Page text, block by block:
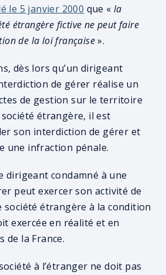
le 5 janvier 2000 que «la
étrangère fictive ne peut faire
de la loi française».
dès lors qu’un dirigeant
de gérer réalise un
de gestion sur le territoire
étrangère, il est
son interdiction de gérer et
une infraction pénale.
dirigeant condamné à une
peut exercer son activité de
société étrangère à la condition
exercée en réalité et en
de la France.
à l’étranger ne doit pas